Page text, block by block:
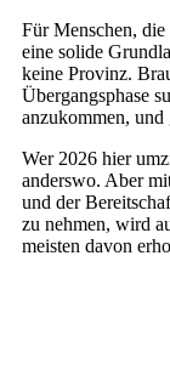
Für Menschen, die
eine solide
keine Provinz.
Übergangsphase
anzukommen, und
Wer 2026 hier
anderswo. Aber
und der
zu nehmen, wird
meisten davon